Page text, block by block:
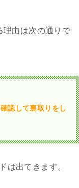
由は次の通りで
認して裏取りをし
は出てきます。